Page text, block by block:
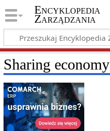
Encyklopedia
Zarządzania
Sharing economy